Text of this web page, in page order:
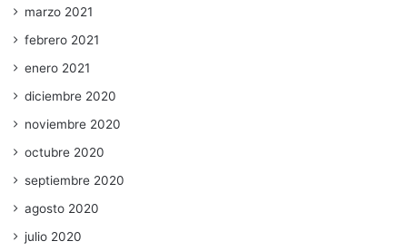
marzo 2021
febrero 2021
enero 2021
diciembre 2020
noviembre 2020
octubre 2020
septiembre 2020
agosto 2020
julio 2020